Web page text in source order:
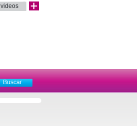
videos